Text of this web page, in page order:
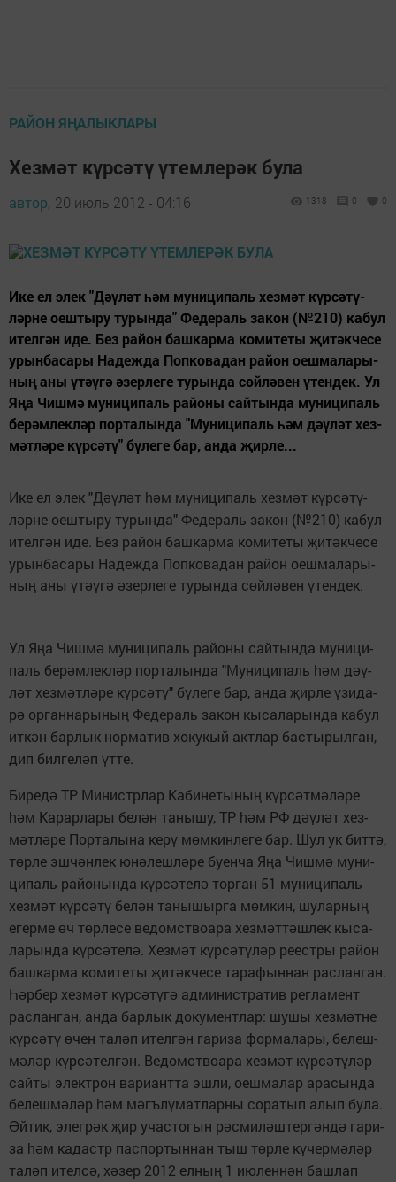
РАЙОН ЯҢАЛЫКЛАРЫ
Хезмәт күрсәтү үтемлерәк була
автор, 20 июль 2012 - 04:16 1318 0 0
Ике ел элек "Дәү­ләт һәм му­ни­ци­паль хез­мәт күр­сә­тү­
ләр­не оеш­ты­ру ту­рын­да" Фе­де­раль за­кон (№210) ка­бул
ител­гән иде. Без ра­йон баш­кар­ма ко­ми­те­ты җи­тәк­че­се
урын­ба­са­ры На­деж­да Поп­ко­вадан ра­йон оеш­ма­ла­ры­
ның аны үтәү­гә әзер­ле­ге ту­рын­да сөй­лә­вен үтен­дек. Ул
Яңа Чиш­мә му­ни­ци­паль ра­йо­ны сай­тын­да му­ни­ци­паль
бе­рәм­лек­ләр пор­та­лын­да "Му­ни­ци­паль һәм дәү­ләт хез­
мәт­лә­ре күр­сә­тү" бү­ле­ге бар, ан­да җир­ле...
Ике ел элек "Дәү­ләт һәм му­ни­ци­паль хез­мәт күр­сә­тү­
ләр­не оеш­ты­ру ту­рын­да" Фе­де­раль за­кон (№210) ка­бул
ител­гән иде. Без ра­йон баш­кар­ма ко­ми­те­ты җи­тәк­че­се
урын­ба­са­ры На­деж­да Поп­ко­вадан ра­йон оеш­ма­ла­ры­
ның аны үтәү­гә әзер­ле­ге ту­рын­да сөй­лә­вен үтен­дек.
Ул Яңа Чиш­мә му­ни­ци­паль ра­йо­ны сай­тын­да му­ни­ци­
паль бе­рәм­лек­ләр пор­та­лын­да "Му­ни­ци­паль һәм дәү­
ләт хез­мәт­лә­ре күр­сә­тү" бү­ле­ге бар, ан­да җир­ле үзи­да­
рә ор­ган­на­ры­ның Фе­де­раль за­кон кы­са­ла­рын­да ка­бул
ит­кән бар­лык нор­ма­тив хо­ку­кый акт­лар бас­ты­рыл­ган,
дип бил­ге­ләп үт­те.
Би­ре­дә ТР Ми­нистр­лар Ка­би­не­ты­ның күр­сәт­мә­лә­ре
һәм Ка­рар­ла­ры бе­лән та­ны­шу, ТР һәм РФ дәү­ләт хез­
мәт­лә­ре Пор­та­лы­на ке­рү мөм­кин­ле­ге бар. Шул ук бит­тә,
төр­ле эш­чән­лек юнә­леш­лә­ре бу­ен­ча Яңа Чиш­мә му­ни­
ци­паль ра­йо­нын­да күр­сә­те­лә тор­ган 51 му­ни­ци­паль
хез­мәт күр­сә­тү бе­лән та­ны­шыр­га мөм­кин, шу­лар­ның
егер­ме өч төр­ле­се ве­домст­во­а­ра хез­мәт­тәш­лек кы­са­
ла­рын­да күр­сә­те­лә. Хез­мәт күр­сә­тү­ләр ре­ест­ры ра­йон
баш­кар­ма ко­ми­те­ты җи­тәк­че­се та­ра­фын­нан рас­лан­ган.
Һәр­бер хез­мәт күр­сә­тү­гә ад­ми­нист­ра­тив рег­ла­мент
рас­лан­ган, ан­да бар­лык до­ку­мент­лар: шу­шы хез­мәт­не
күр­сә­тү өчен та­ләп ител­гән га­ри­за фор­ма­ла­ры, бе­леш­
мә­ләр күр­сә­тел­гән. Ве­домст­во­а­ра хез­мәт күр­сә­тү­ләр
сай­ты элект­рон ва­ри­антта эш­ли, оеш­ма­лар ара­сын­да
бе­леш­мә­ләр һәм мәгъ­лү­мат­лар­ны со­ра­тып алып бу­ла.
Әй­тик, элег­рәк җир учас­то­гын рәс­ми­ләш­тер­гән­дә га­ри­
за һәм ка­дастр пас­пор­тын­нан тыш төр­ле кү­чер­мә­ләр
та­ләп ител­сә, хә­зер 2012 ел­ның 1 ию­лен­нән баш­лап